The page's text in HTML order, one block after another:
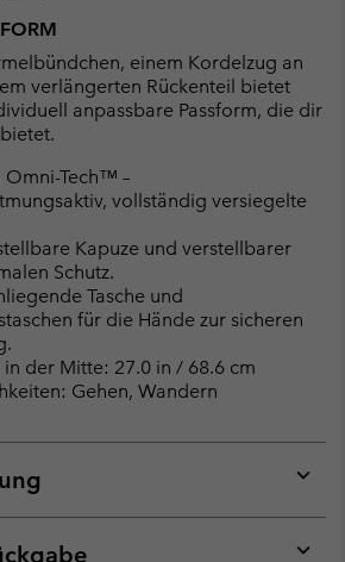
einem Kordelzug an
verlängerten Rückenteil bietet
anpassbare Passform, die dir
Tech™ –
vollständig versiegelte
Kapuze und verstellbarer
Schutz.
Tasche und
für die Hände zur sicheren
der Mitte: 27.0 in / 68.6 cm
Gehen, Wandern
or